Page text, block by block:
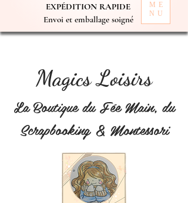
EXPÉDITION RAPIDE
Envoi et emballage soigné
ME
NU
Magics Loisirs
La Boutique du Fée Main, du
Scrapbooking & Montessori